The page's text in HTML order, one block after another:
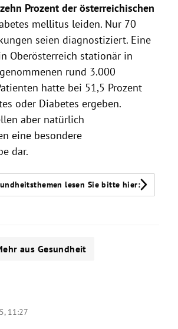
Prozent der österreichischen
mellitus leiden. Nur 70
seien diagnostiziert. Eine
Oberösterreich stationär in
rund 3.000
hatte bei 51,5 Prozent
oder Diabetes ergeben.
aber natürlich
eine besondere
dar.
lesen Sie bitte hier:
aus Gesundheit
11:27